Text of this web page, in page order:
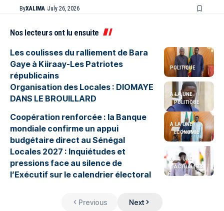
ByXALIMA July 26, 2026
Nos lecteurs ont lu ensuite
POLITIQUE
Les coulisses du ralliement de Bara
Gaye à Kiiraay-Les Patriotes
républicains
A LA UNE
POLITIQUE
Organisation des Locales : DIOMAYE
DANS LE BROUILLARD
A LA UNE
ÉCONOMIE
Coopération renforcée : la Banque
mondiale confirme un appui
budgétaire direct au Sénégal
A LA UNE
ACTUALITES
Locales 2027 : Inquiétudes et
pressions face au silence de
l’Exécutif sur le calendrier électoral
Previous Next